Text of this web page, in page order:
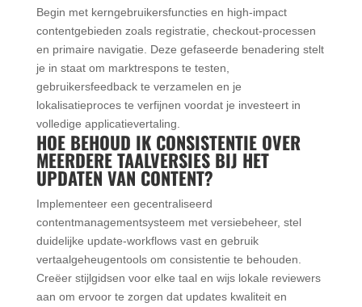
Begin met kerngebruikersfuncties en high-impact
contentgebieden zoals registratie, checkout-processen
en primaire navigatie. Deze gefaseerde benadering stelt
je in staat om marktrespons te testen,
gebruikersfeedback te verzamelen en je
lokalisatieproces te verfijnen voordat je investeert in
volledige applicatievertaling.
HOE BEHOUD IK CONSISTENTIE OVER
MEERDERE TAALVERSIES BIJ HET
UPDATEN VAN CONTENT?
Implementeer een gecentraliseerd
contentmanagementsysteem met versiebeheer, stel
duidelijke update-workflows vast en gebruik
vertaalgeheugentools om consistentie te behouden.
Creëer stijlgidsen voor elke taal en wijs lokale reviewers
aan om ervoor te zorgen dat updates kwaliteit en